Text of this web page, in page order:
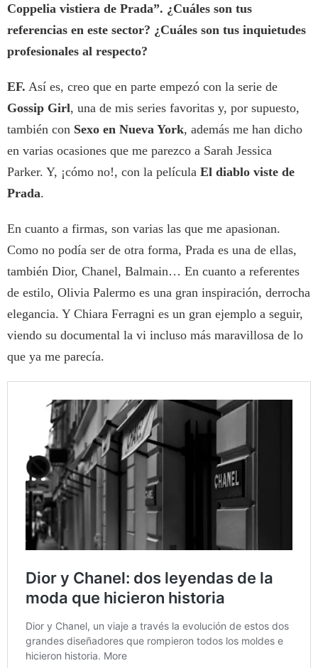
Coppelia vistiera de Prada”. ¿Cuáles son tus
referencias en este sector? ¿Cuáles son tus inquietudes
profesionales al respecto?
EF. Así es, creo que en parte empezó con la serie de
Gossip Girl, una de mis series favoritas y, por supuesto,
también con Sexo en Nueva York, además me han dicho
en varias ocasiones que me parezco a Sarah Jessica
Parker. Y, ¡cómo no!, con la película El diablo viste de
Prada.
En cuanto a firmas, son varias las que me apasionan.
Como no podía ser de otra forma, Prada es una de ellas,
también Dior, Chanel, Balmain… En cuanto a referentes
de estilo, Olivia Palermo es una gran inspiración, derrocha
elegancia. Y Chiara Ferragni es un gran ejemplo a seguir,
viendo su documental la vi incluso más maravillosa de lo
que ya me parecía.